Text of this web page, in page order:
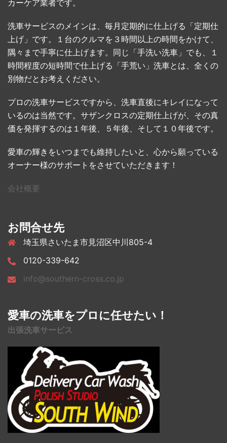
カーケア業者です。
洗車サービスのメインは、毎月定期的に仕上げる「定期仕
上げ」です。１台のクルマを３時間以上の時間をかけて、
隅々まで手寧に仕上げます。同じ「手洗い洗車」でも、１
時間程度の短時間で仕上げる「手荒い」洗車とは、全くの
別物だとお考えください。
プロの洗車サービスですから、洗車直後にキレイになって
いるのは当然です。サザンクロスの定期仕上げが、その真
価を発揮するのは１年後、５年後、そして１０年後です。
愛車の輝きをいつまでも維持したいと、心から願っている
オーナー様のサポートをさせていただきます！
会社概要
お問合せ先
埼玉県さいたま市見沼区中川805-4
0120-339-642
info@southern-cross.co.jp
愛車の洗車をプロに任せたい！
出張洗車サービス